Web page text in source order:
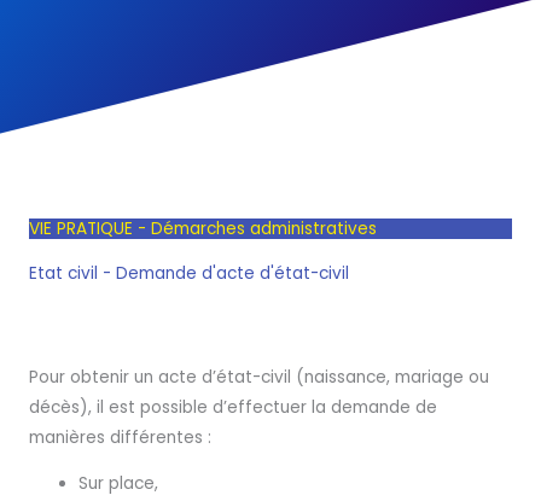
VIE PRATIQUE - Démarches administratives
Etat civil - Demande d'acte d'état-civil
Pour obtenir un acte d’état-civil (naissance, mariage ou
décès), il est possible d’effectuer la demande de
manières différentes :
Sur place,